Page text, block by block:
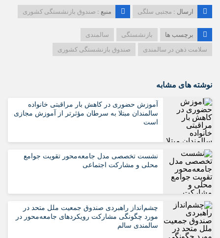
ارسال : مجتبی سلگی منبع : صندوق بازنشستگی کشوری
برچسب ها بازنشستگی
سالمندی
سلامت ذهن در سالمندی
صندوق بازنشستگی کشوری
نوشته های مشابه
آموزش حضوری در کاهش بار مراقبتی خانواده
سالمندان مبتلا به سرطان مؤثرتر از آموزش مجازی
است
نشست تخصصی مدل جامعه‌محور تقویت جوامع
محلی و مشارکت اجتماعی
چشم‌انداز راهبردی صندوق جمعیت ملل متحد در
مورد چگونگی مشارکت رویکردهای جامعه‌محور در
سالمندی سالم